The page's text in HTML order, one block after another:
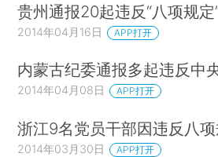
贵州通报20起违反“八项规定
2014年04月16日 APP打开
内蒙古纪委通报多起违反中
2014年04月08日 APP打开
浙江9名党员干部因违反八
2014年03月30日 APP打开